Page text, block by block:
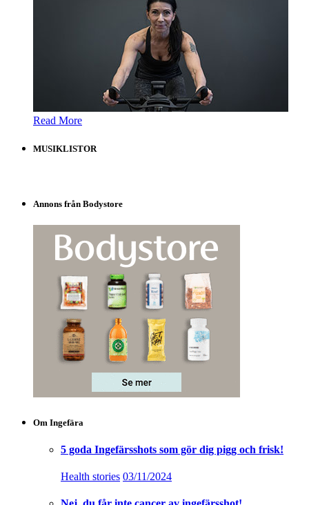
Read More
MUSIKLISTOR
Annons från Bodystore
Om Ingefära
5 goda Ingefärsshots som gör dig pigg och frisk!
Health stories 03/11/2024